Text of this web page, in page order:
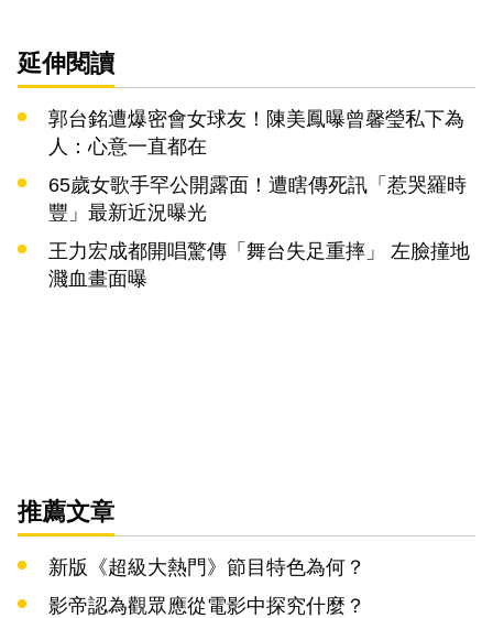
延伸閱讀
郭台銘遭爆密會女球友！陳美鳳曝曾馨瑩私下為
人：心意一直都在
65歲女歌手罕公開露面！遭瞎傳死訊「惹哭羅時
豐」最新近況曝光
王力宏成都開唱驚傳「舞台失足重摔」 左臉撞地
濺血畫面曝
推薦文章
新版《超級大熱門》節目特色為何？
影帝認為觀眾應從電影中探究什麼？